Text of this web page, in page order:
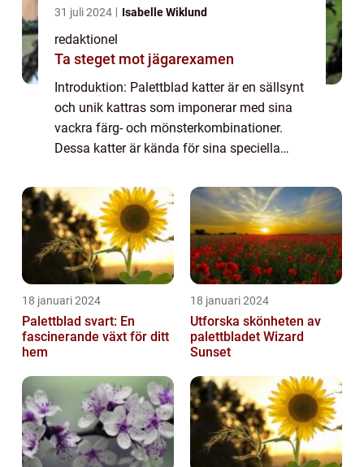
31 juli 2024 Isabelle Wiklund
redaktionel
Ta steget mot jägarexamen
Introduktion: Palettblad katter är en sällsynt
och unik kattras som imponerar med sina
vackra färg- och mönsterkombinationer.
Dessa katter är kända för sina speciella
mönstret på ett palettblad. I denna artikel k...
18 januari 2024
Palettblad svart: En
fascinerande växt för ditt
hem
18 januari 2024
Utforska skönheten av
palettbladet Wizard
Sunset